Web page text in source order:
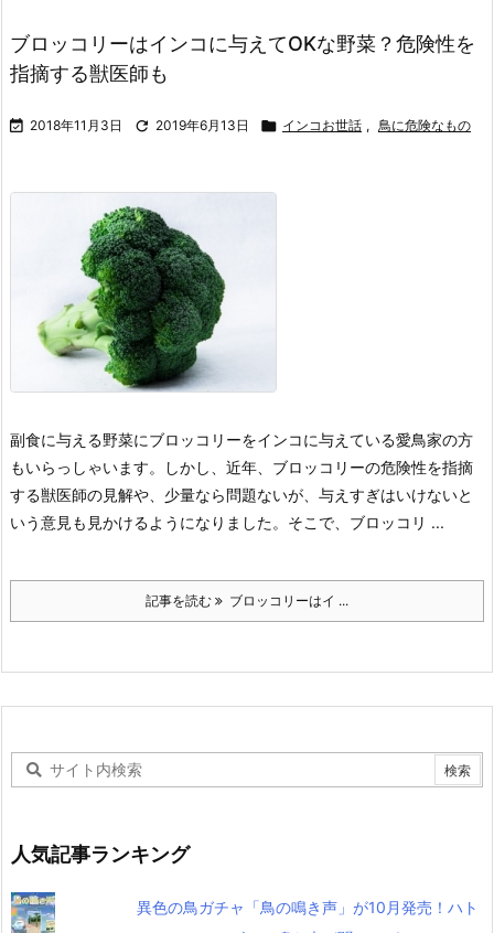
ブロッコリーはインコに与えてOKな野菜？危険性を
指摘する獣医師も
 2018年11月3日  2019年6月13日  インコお世話 , 鳥に危険なもの
副食に与える野菜にブロッコリーをインコに与えている愛鳥家の方
もいらっしゃいます。しかし、近年、ブロッコリーの危険性を指摘
する獣医師の見解や、少量なら問題ないが、与えすぎはいけないと
いう意見も見かけるようになりました。そこで、ブロッコリ ...
記事を読む ブロッコリーはイ ...
人気記事ランキング
異色の鳥ガチャ「鳥の鳴き声」が10月発売！ハト